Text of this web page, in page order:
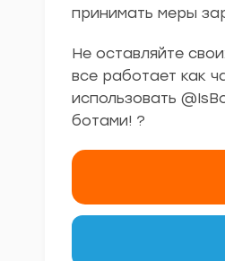
принимать меры
Не оставляйте
все работает как
использовать
ботами! ?